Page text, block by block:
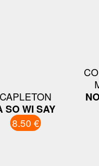
CAPLETON
SO WI SAY
8.50 €